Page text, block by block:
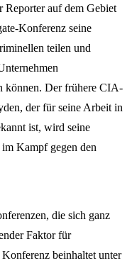
Reporter auf dem Gebiet
Konferenz seine
teilen und
können. Der frühere CIA-
der für seine Arbeit in
ist, wird seine
Kampf gegen den
die sich ganz
Faktor für
beinhaltet unter